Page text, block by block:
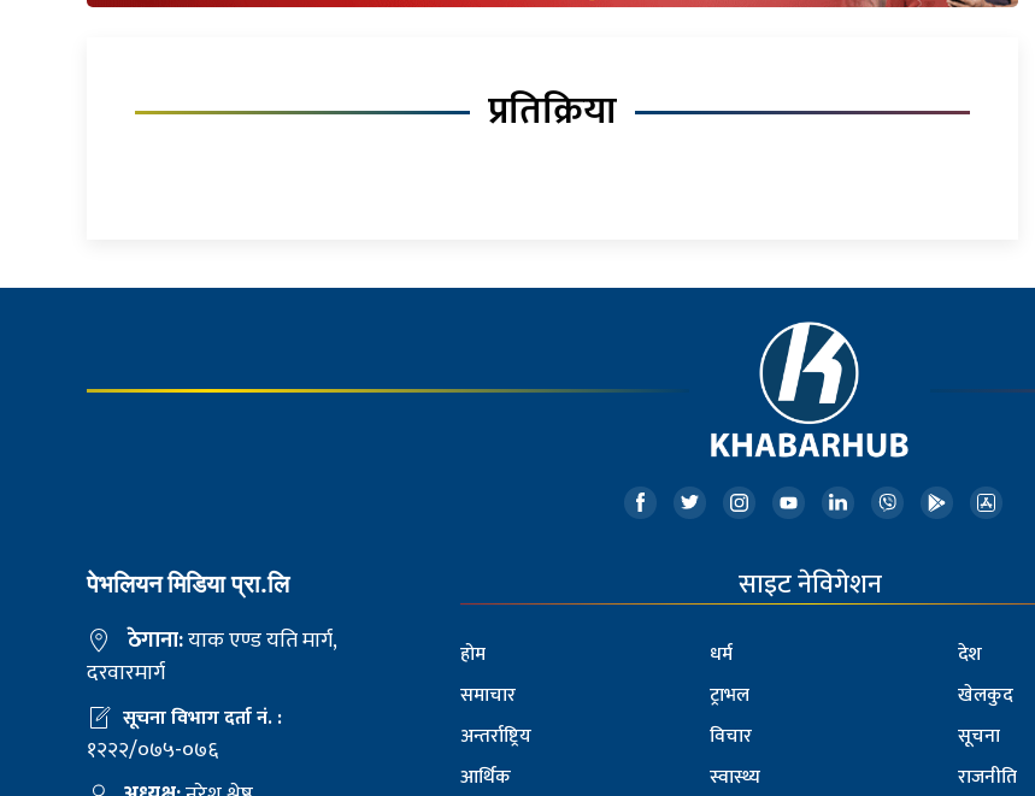
प्रतिक्रिया
पेभलियन मिडिया प्रा.लि
ठेगाना:याक एण्ड यति मार्ग,
दरवारमार्ग
सूचना विभाग दर्ता नं. :
१२२२/०७५-०७६
साइट नेविगेशन
होम
समाचार
अन्तर्राष्ट्रिय
आर्थिक
धर्म
ट्राभल
विचार
स्वास्थ्य
देश
खेलकुद
सूचना
राजनीति